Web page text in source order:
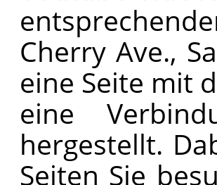
Cherry Ave.,
eine Seite mit
eine
hergestellt.
Seiten Sie